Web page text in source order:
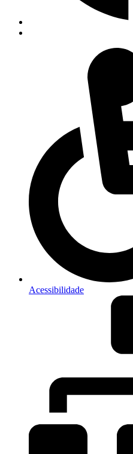
Acessibilidade